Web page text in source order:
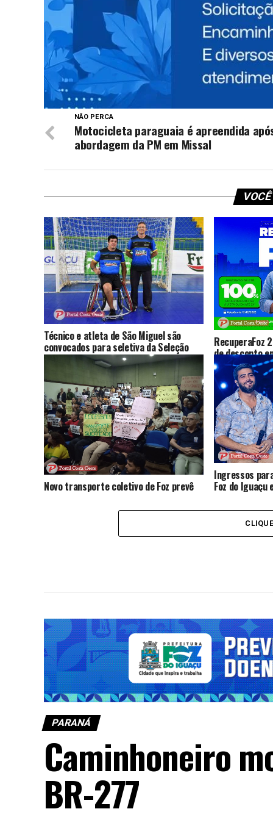
TÓPICOS RELACIONADOS:
NÃO PERCA
Motocicleta paraguaia é apreendida
abordagem da PM em Missal
Técnico e atleta de São Miguel são
convocados para seletiva da Seleção
Brasileira de handebol em cadeira de
RecuperaFoz
de desconto
regularização
Novo transporte coletivo de Foz prevê
6; audiência reúne críticas e sugestões
Ingressos
Foz do
PARANÁ
Caminhoneiro
BR-277